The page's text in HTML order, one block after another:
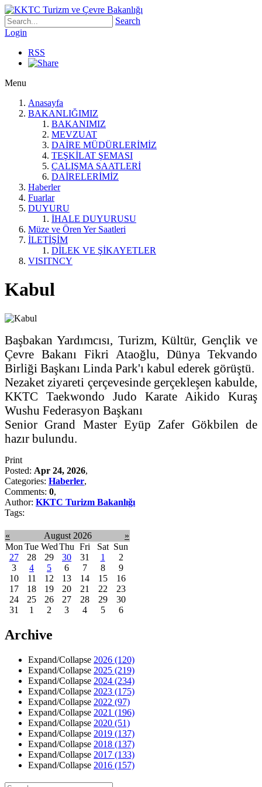
Search
Login
RSS
Menu
Anasayfa
BAKANLIĞIMIZ
BAKANIMIZ
MEVZUAT
DAİRE MÜDÜRLERİMİZ
TEŞKİLAT ŞEMASI
ÇALIŞMA SAATLERİ
DAİRELERİMİZ
Haberler
Fuarlar
DUYURU
İHALE DUYURUSU
Müze ve Ören Yer Saatleri
İLETİŞİM
DİLEK VE ŞİKAYETLER
VISITNCY
Kabul
Başbakan Yardımcısı, Turizm, Kültür, Gençlik ve
Çevre Bakanı Fikri Ataoğlu, Dünya Tekvando
Birliği Başkanı Linda Park'ı kabul ederek görüştü.
Nezaket ziyareti çerçevesinde gerçekleşen kabulde,
KKTC Taekwondo Judo Karate Aikido Kuraş
Wushu Federasyon Başkanı
Senior Grand Master Eyüp Zafer Gökbilen de
hazır bulundu.
Print
Posted: Apr 24, 2026,
Categories: Haberler,
Comments: 0,
Author: KKTC Turizm Bakanlığı
Tags:
« August 2026
»
Mon Tue WedThu Fri Sat Sun
27
28 29 30 31 1
2
3
4 5 6 7 8
9
10
11 12 13 14 15
16
17
18 19 20 21 22
23
24
25 26 27 28 29
30
31
1 2 3 4 5 6
Archive
Expand/Collapse 2026 (120)
Expand/Collapse 2025 (219)
Expand/Collapse 2024 (234)
Expand/Collapse 2023 (175)
Expand/Collapse 2022 (97)
Expand/Collapse 2021 (196)
Expand/Collapse 2020 (51)
Expand/Collapse 2019 (137)
Expand/Collapse 2018 (137)
Expand/Collapse 2017 (133)
Expand/Collapse 2016 (157)